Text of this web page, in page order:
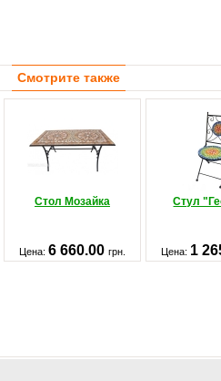
Смотрите также
Стол Мозайка Стул
Цена: 6 660.00 грн. Цена: 1